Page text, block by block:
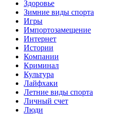
Здоровье
Зимние виды спорта
Игры
Импортозамещение
Интернет
Истории
Компании
Криминал
Культура
Лайфхаки
Летние виды спорта
Личный счет
Люди